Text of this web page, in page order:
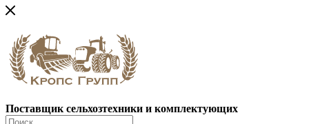
Поставщик сельхозтехники и комплектующих